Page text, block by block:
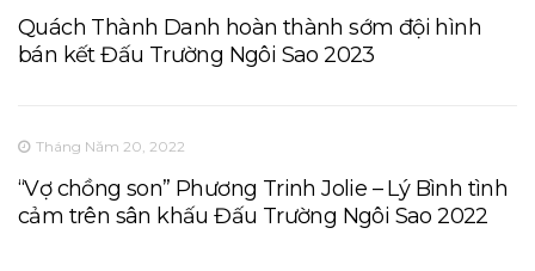
Quách Thành Danh hoàn thành sớm đội hình
bán kết Đấu Trường Ngôi Sao 2023
Tháng Năm 20, 2022
“Vợ chồng son” Phương Trinh Jolie – Lý Bình tình
cảm trên sân khấu Đấu Trường Ngôi Sao 2022